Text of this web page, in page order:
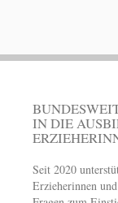
IN DIE
Seit 2020
Erzieherinnen